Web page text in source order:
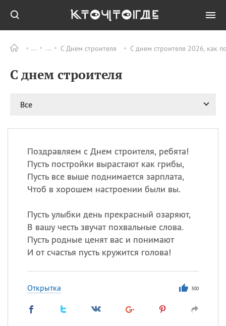
С Днем строителя С днем строителя 2026, как
С днем строителя
Все
Поздравляем с Днем строителя, ребята!
Пусть постройки вырастают как грибы,
Пусть все выше поднимается зарплата,
Чтоб в хорошем настроении были вы.
Пусть улыбки день прекрасный озаряют,
В вашу честь звучат похвальные слова.
Пусть родные ценят вас и понимают
И от счастья пусть кружится голова!
Открытка 300
ПРАЗДНИКИ Все
09.08
11.08 День полета на
воздушном шарике
11.08 День Святой Клары —
покровительницы
телевидения
ИМЕНА
Сегодня празднуют именины